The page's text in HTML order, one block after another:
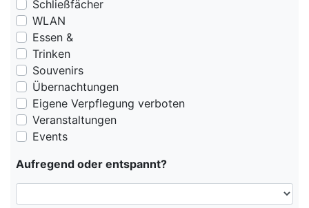
Schließfächer
WLAN
Essen &
Trinken
Souvenirs
Übernachtungen
Eigene Verpflegung verboten
Veranstaltungen
Events
Aufregend oder entspannt?